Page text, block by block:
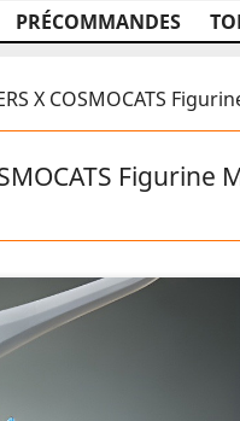
PRÉCOMMANDES
X COSMOCATS